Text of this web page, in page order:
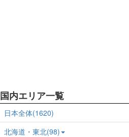
国内エリア一覧
日本全体(1620)
北海道・東北(98)